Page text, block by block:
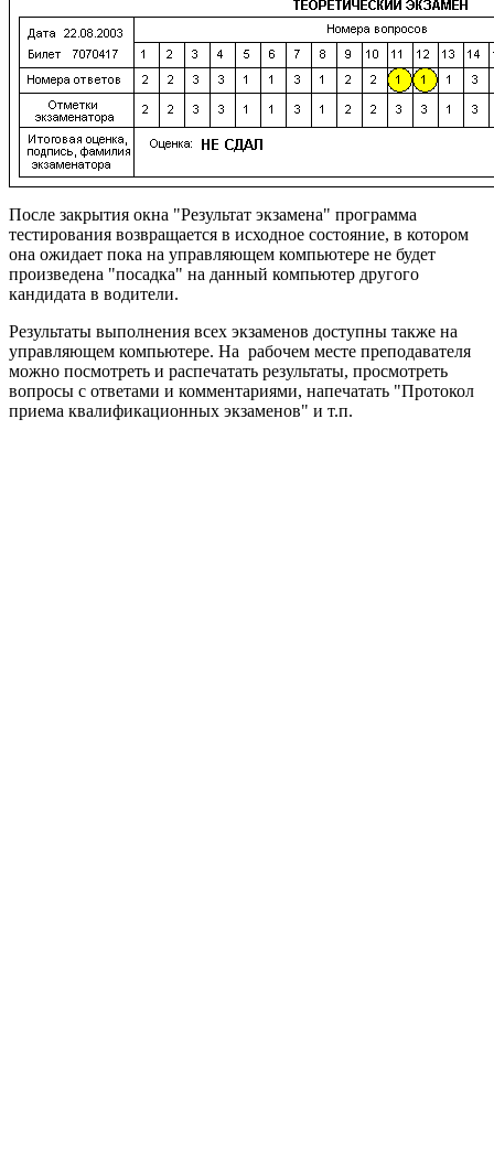
После закрытия окна "Результат экзамена" программа
тестирования возвращается в исходное состояние, в котором
она ожидает пока на управляющем компьютере не будет
произведена "посадка" на данный компьютер другого
кандидата в водители.
Результаты выполнения всех экзаменов доступны также на
управляющем компьютере. На рабочем месте преподавателя
можно посмотреть и распечатать результаты, просмотреть
вопросы с ответами и комментариями, напечатать "Протокол
приема квалификационных экзаменов" и т.п.